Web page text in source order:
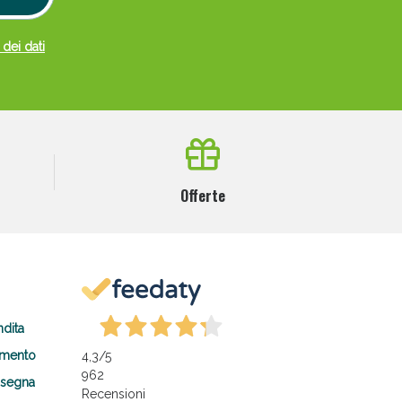
dati
Offerte
4,3/5
962
Recensioni